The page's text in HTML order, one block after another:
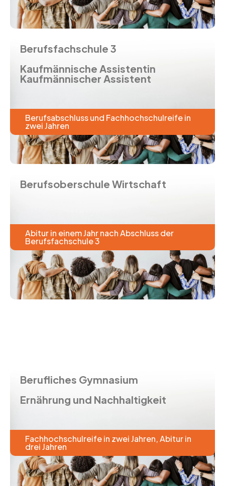
Berufsfachschule 3
Kaufmännische Assistentin
Kaufmännischer Assistent
Berufsabschluss und Fachhochschulreife in
zwei Jahren
Berufsoberschule Wirtschaft
Abitur in einem Jahr nach Abschluss der
Berufsfachschule 3
Berufliches Gymnasium
Ernährung und Nachhaltigkeit
Fachhochschulreife in zwei Jahren, Abitur in
drei Jahren